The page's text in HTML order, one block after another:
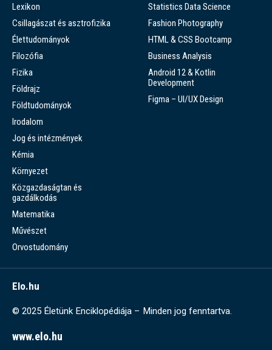
Lexikon
Csillagászat és asztrofizika
Élettudományok
Filozófia
Fizika
Földrajz
Földtudományok
Irodalom
Jog és intézmények
Kémia
Környezet
Közgazdaságtan és
gazdálkodás
Matematika
Művészet
Orvostudomány
Statistics Data Science
Fashion Photography
HTML & CSS Bootcamp
Business Analysis
Android 12 & Kotlin
Development
Figma – UI/UX Design
Elo.hu
© 2025 Életünk Enciklopédiája – Minden jog fenntartva.
www.elo.hu